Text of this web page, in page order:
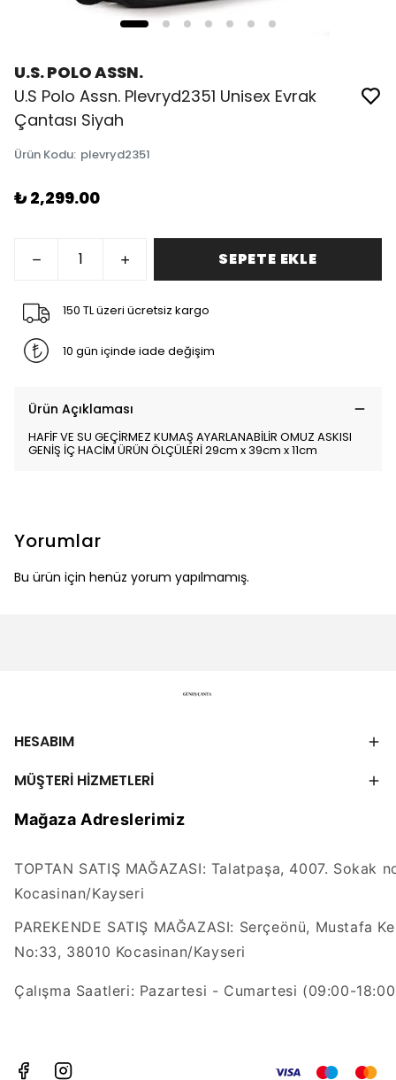
U.S. POLO ASSN.
U.S Polo Assn. Plevryd2351 Unisex Evrak
Çantası Siyah
Ürün Kodu: plevryd2351
₺ 2,299.00
SEPETE EKLE
150 TL üzeri ücretsiz kargo
10 gün içinde iade değişim
Ürün Açıklaması
HAFİF VE SU GEÇİRMEZ KUMAŞ AYARLANABİLİR OMUZ ASKISI
GENİŞ İÇ HACİM ÜRÜN ÖLÇÜLERİ 29cm x 39cm x 11cm
Yorumlar
Bu ürün için henüz yorum yapılmamış.
HESABIM
MÜŞTERİ HİZMETLERİ
Mağaza Adreslerimiz
TOPTAN SATIŞ MAĞAZASI: Talatpaşa, 4007. Sokak
Kocasinan/Kayseri
PAREKENDE SATIŞ MAĞAZASI: Serçeönü, Mustafa
No:33, 38010 Kocasinan/Kayseri
Çalışma Saatleri: Pazartesi - Cumartesi (09:00-